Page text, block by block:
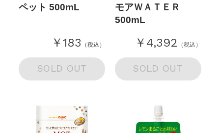
ペット 500mL
￥183 （税込）
SOLD OUT
モアＷＡＴＥＲ
500mL
￥4,392 （税込）
SOLD OUT